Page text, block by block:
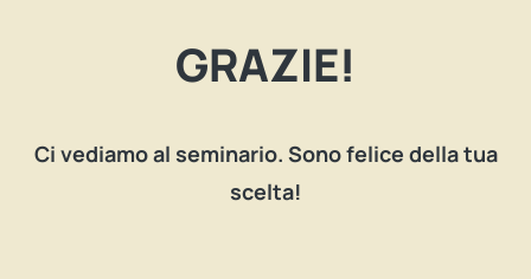
GRAZIE!
Ci vediamo al seminario. Sono felice della tua
scelta!